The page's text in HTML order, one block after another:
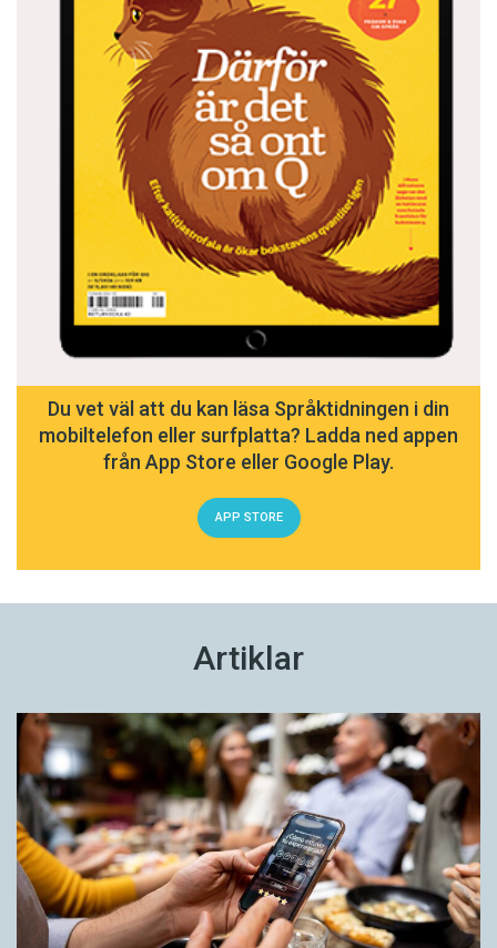
Du vet väl att du kan läsa Språktidningen i din
mobiltelefon eller surfplatta? Ladda ned appen
från App Store eller Google Play.
APP STORE
Artiklar